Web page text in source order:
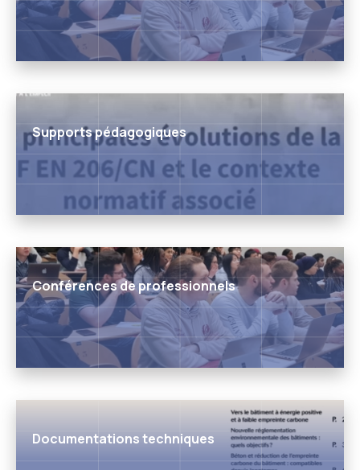
Supports pédagogiques
Conférences de professionnels
Documentations techniques